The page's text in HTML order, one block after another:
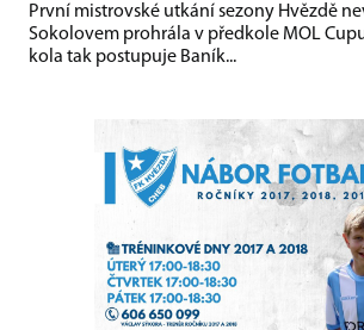
První mistrovské utkání sezony Hvězdě
Sokolovem prohrála v předkole MOL
kola tak postupuje Baník...